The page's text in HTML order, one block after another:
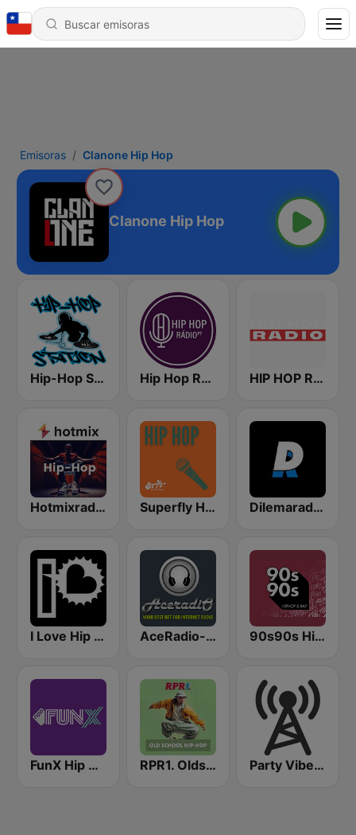
Emisoras Clanone Hip Hop
Clanone Hip Hop
Hip-Hop Station Hip Hop Radio HIP HOP Radio
Hotmixradio Hip Hop Superfly Hip Hop Dilemaradio - Hip Hop Music
I Love Hip Hop AceRadio-Classic RnB 90s90s Hiphop & Rap
FunX Hip Hop RPR1. Oldschool Hip-Hop Party Vibe: Rap, Hip Hop, Trap, Dubstep